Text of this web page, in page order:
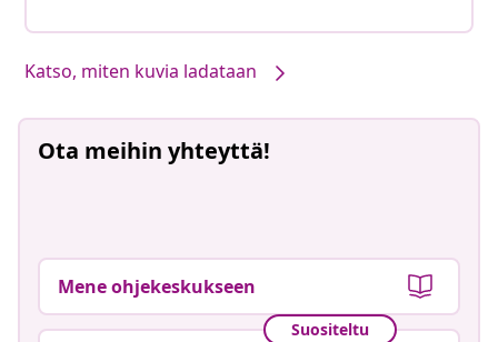
Katso, miten kuvia ladataan
Ota meihin yhteyttä!
Mene ohjekeskukseen
Suositeltu